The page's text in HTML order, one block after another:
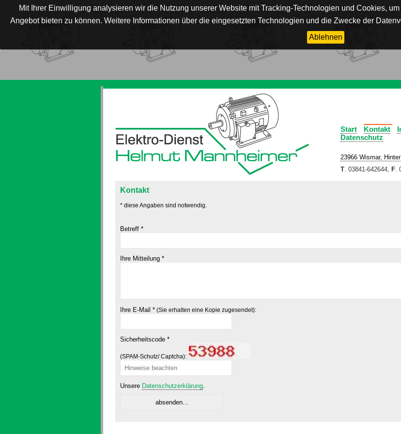
Mit Ihrer Einwilligung analysieren wir die Nutzung unserer Website mit Tracking-Technologien und Cookies,
Angebot bieten zu können. Weitere Informationen über die eingesetzten Technologien und die Zwecke der
Ablehnen
Start Kontakt
Datenschutz
23966 Wismar,
T. 03841-642644, F.
Kontakt
* diese Angaben sind notwendig.
Betreff *
Ihre Mitteilung *
Ihre E-Mail * (Sie erhalten eine Kopie zugesendet):
Sicherheitscode *
(SPAM-Schutz/ Captcha):
Unsere Datenschutzerklärung.